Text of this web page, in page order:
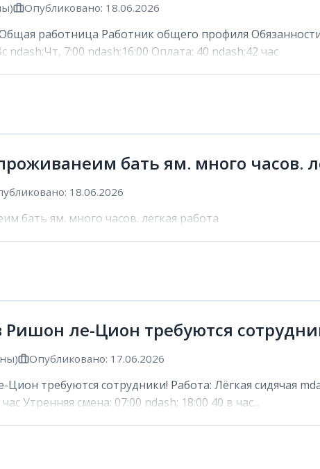
Опубликовано: 18.06.2026
работница Работник общего профиля
ndash;Чт, 7:00 ndash;16:00 Оплата: 40 ndash;42 час
бать ям. много часов.
18.06.2026
бать ям. много часов. легкая работа
Ришон ле-Цион требуются
Опубликовано: 17.06.2026
требуются сотрудники! Работа: Лёгкая сидячая
Утренняя смена: 07:00 ndash; 18:00 40 в час...